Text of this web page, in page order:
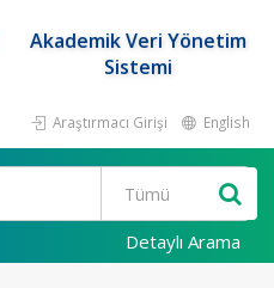
Akademik Veri Yönetim
Sistemi
Araştırmacı Girişi English
Detaylı Arama